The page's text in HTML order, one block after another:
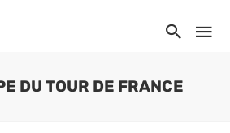
DU TOUR DE FRANCE